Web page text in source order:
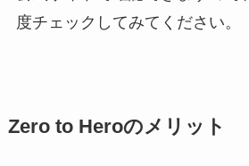
度チェックしてみてください。
Zero to Heroのメリット